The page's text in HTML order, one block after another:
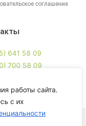
работы сайта.
с их
соглашение
641 58 09
700 58 09
проезда
АСК»